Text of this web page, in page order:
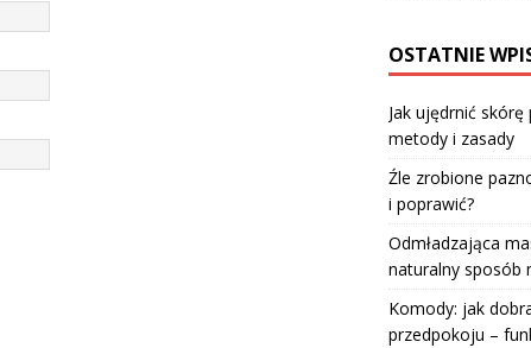
OSTATNIE
Jak ujędrnić
metody i zasady
Źle zrobione
i poprawić?
Odmładzająca
naturalny sposób
Komody: jak
przedpokoju –